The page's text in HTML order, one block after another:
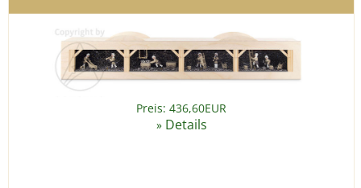
Preis: 436,60EUR
» Details